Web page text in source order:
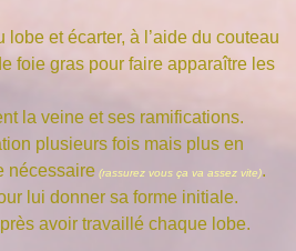
lobe et écarter, à l’aide du couteau
foie gras pour faire apparaître les
la veine et ses ramifications.
plusieurs fois mais plus en
nécessaire (rassurez vous ça va assez vite).
lui donner sa forme initiale.
avoir travaillé chaque lobe.